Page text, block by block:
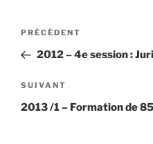
Navigation
l’article
Article
précédent
PRÉCÉDENT
2012 – 4e session :
Article
suivant
SUIVANT
2013 /1 – Formation de